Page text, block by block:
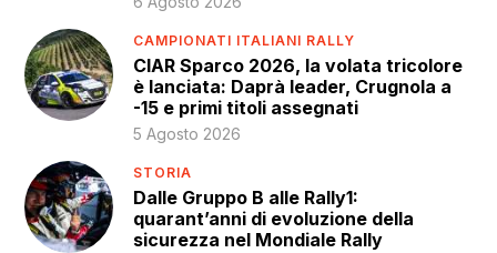
CAMPIONATI ITALIANI RALLY
CIAR Sparco 2026, la volata tricolore
è lanciata: Daprà leader, Crugnola a
-15 e primi titoli assegnati
5 Agosto 2026
STORIA
Dalle Gruppo B alle Rally1:
quarant’anni di evoluzione della
sicurezza nel Mondiale Rally